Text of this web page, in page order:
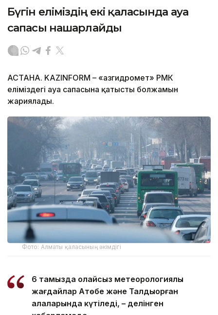
Бүгін еліміздің екі қаласында ауа
сапасы нашарлайды
АСТАНА. KAZINFORM – «Қазгидромет» РМК
еліміздегі ауа сапасына қатысты болжамын
жариялады.
Фото: Алматы қаласының әкімдігі
6 тамызда қолайсыз метеорологиялық
жағдайлар Ақтөбе және Талдықорған
қалаларында күтіледі, – делінген